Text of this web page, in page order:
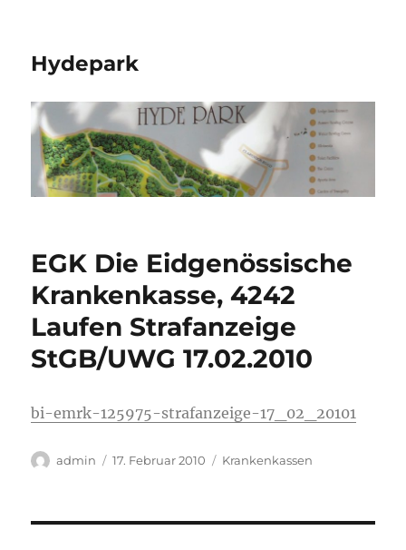
Hydepark
EGK Die Eidgenössische
Krankenkasse, 4242
Laufen Strafanzeige
StGB/UWG 17.02.2010
bi-emrk-125975-strafanzeige-17_02_20101
Autor
admin
Veröffentlicht
17. Februar 2010 Kategorien
Krankenkassen